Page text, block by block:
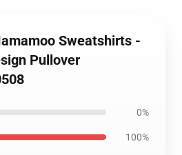
Sweatshirts -
Pullover
0%
100%